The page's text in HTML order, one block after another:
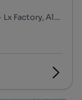
Rua Rodrigues de Faria, Largo do Calvário - Lx Factory, Alcântara, Lisboa, Lisboa